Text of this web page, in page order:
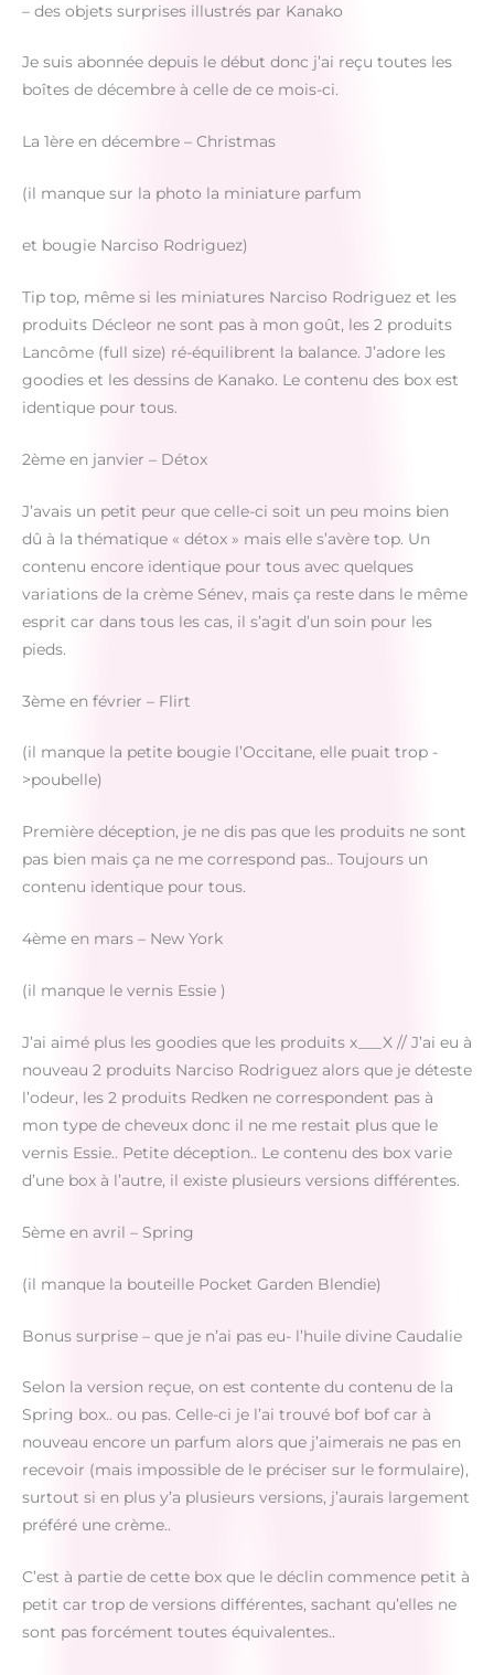
– des objets surprises illustrés par Kanako
Je suis abonnée depuis le début donc j’ai reçu toutes les
boîtes de décembre à celle de ce mois-ci.
La 1ère en décembre – Christmas
(il manque sur la photo la miniature parfum
et bougie Narciso Rodriguez)
Tip top, même si les miniatures Narciso Rodriguez et les
produits Décleor ne sont pas à mon goût, les 2 produits
Lancôme (full size) ré-équilibrent la balance. J’adore les
goodies et les dessins de Kanako. Le contenu des box est
identique pour tous.
2ème en janvier – Détox
J’avais un petit peur que celle-ci soit un peu moins bien
dû à la thématique « détox » mais elle s’avère top. Un
contenu encore identique pour tous avec quelques
variations de la crème Sénev, mais ça reste dans le même
esprit car dans tous les cas, il s’agit d’un soin pour les
pieds.
3ème en février – Flirt
(il manque la petite bougie l’Occitane, elle puait trop -
>poubelle)
Première déception, je ne dis pas que les produits ne sont
pas bien mais ça ne me correspond pas.. Toujours un
contenu identique pour tous.
4ème en mars – New York
(il manque le vernis Essie )
J’ai aimé plus les goodies que les produits x___X // J’ai eu à
nouveau 2 produits Narciso Rodriguez alors que je déteste
l’odeur, les 2 produits Redken ne correspondent pas à
mon type de cheveux donc il ne me restait plus que le
vernis Essie.. Petite déception.. Le contenu des box varie
d’une box à l’autre, il existe plusieurs versions différentes.
5ème en avril – Spring
(il manque la bouteille Pocket Garden Blendie)
Bonus surprise – que je n’ai pas eu- l’huile divine Caudalie
Selon la version reçue, on est contente du contenu de la
Spring box.. ou pas. Celle-ci je l’ai trouvé bof bof car à
nouveau encore un parfum alors que j’aimerais ne pas en
recevoir (mais impossible de le préciser sur le formulaire),
surtout si en plus y’a plusieurs versions, j’aurais largement
préféré une crème..
C’est à partie de cette box que le déclin commence petit à
petit car trop de versions différentes, sachant qu’elles ne
sont pas forcément toutes équivalentes..